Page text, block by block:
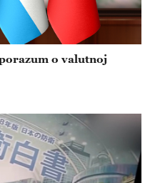
o valutnoj